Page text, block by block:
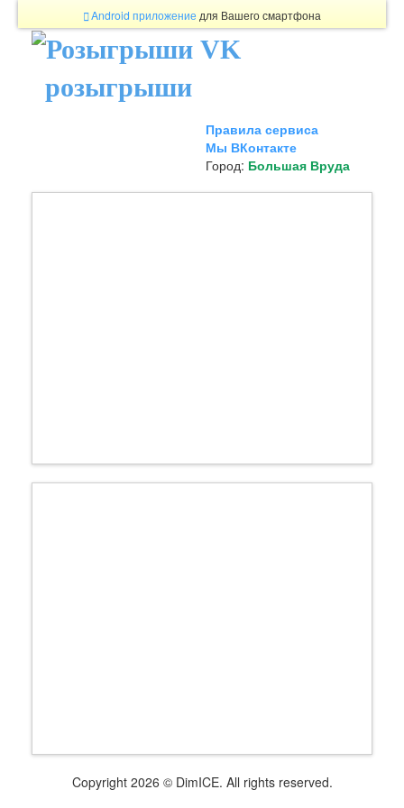
Android приложение для Вашего смартфона
розыгрыши
Правила сервиса
Мы ВКонтакте
Город: Большая Вруда
Copyright 2026 © DimICE. All rights reserved.